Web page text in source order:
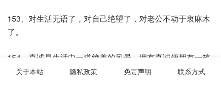
153、对生活无语了，对自己绝望了，对老公不动于衷麻木
了。
154、真诚是生活中一道绝美的风景。拥有真诚便拥有一笔
可贵的财富。给迎面而来的人留下一声真诚的问候，他会倍
关于本站 隐私政策 免责声明 联系方式